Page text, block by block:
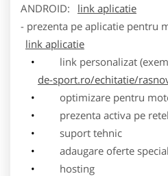
ANDROID:
link aplicatie
- prezenta pe aplicatie pentru
link aplicatie
link personalizat
de-sport.ro/echitatie/
optimizare pentru
prezenta activa pe
suport tehnic
adaugare oferte
hosting